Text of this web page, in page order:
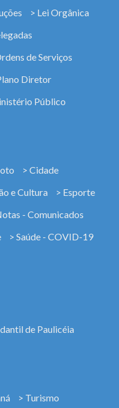
> Lei Orgânica
de Serviços
Diretor
Público
> Cidade
e Cultura
> Esporte
- Comunicados
> Saúde - COVID-19
de Paulicéia
> Turismo